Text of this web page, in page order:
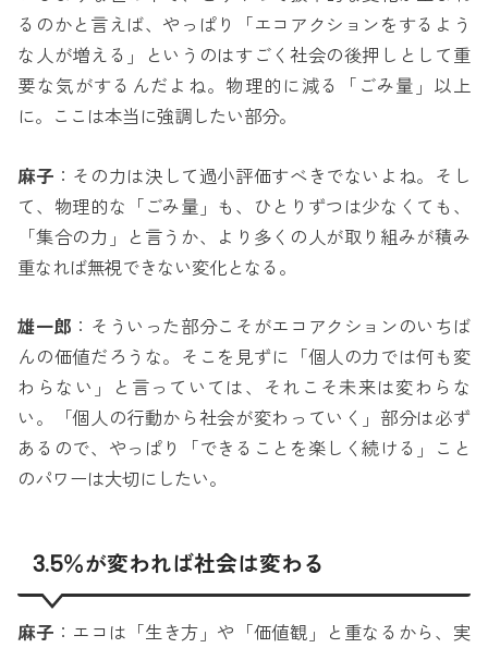
るのかと言えば、やっぱり「エコアクションをするよう
な人が増える」というのはすごく社会の後押しとして重
要な気がするんだよね。物理的に減る「ごみ量」以上
に。ここは本当に強調したい部分。
麻子 ：その力は決して過小評価すべきでないよね。そし
て、物理的な「ごみ量」も、ひとりずつは少なくても、
「集合の力」と言うか、より多くの人が取り組みが積み
重なれば無視できない変化となる。
雄一郎 ：そういった部分こそがエコアクションのいちば
んの価値だろうな。そこを見ずに「個人の力では何も変
わらない」と言っていては、それこそ未来は変わらな
い。「個人の行動から社会が変わっていく」部分は必ず
あるので、やっぱり「できることを楽しく続ける」こと
のパワーは大切にしたい。
3.5％が変われば社会は変わる
麻子 ：エコは「生き方」や「価値観」と重なるから、実